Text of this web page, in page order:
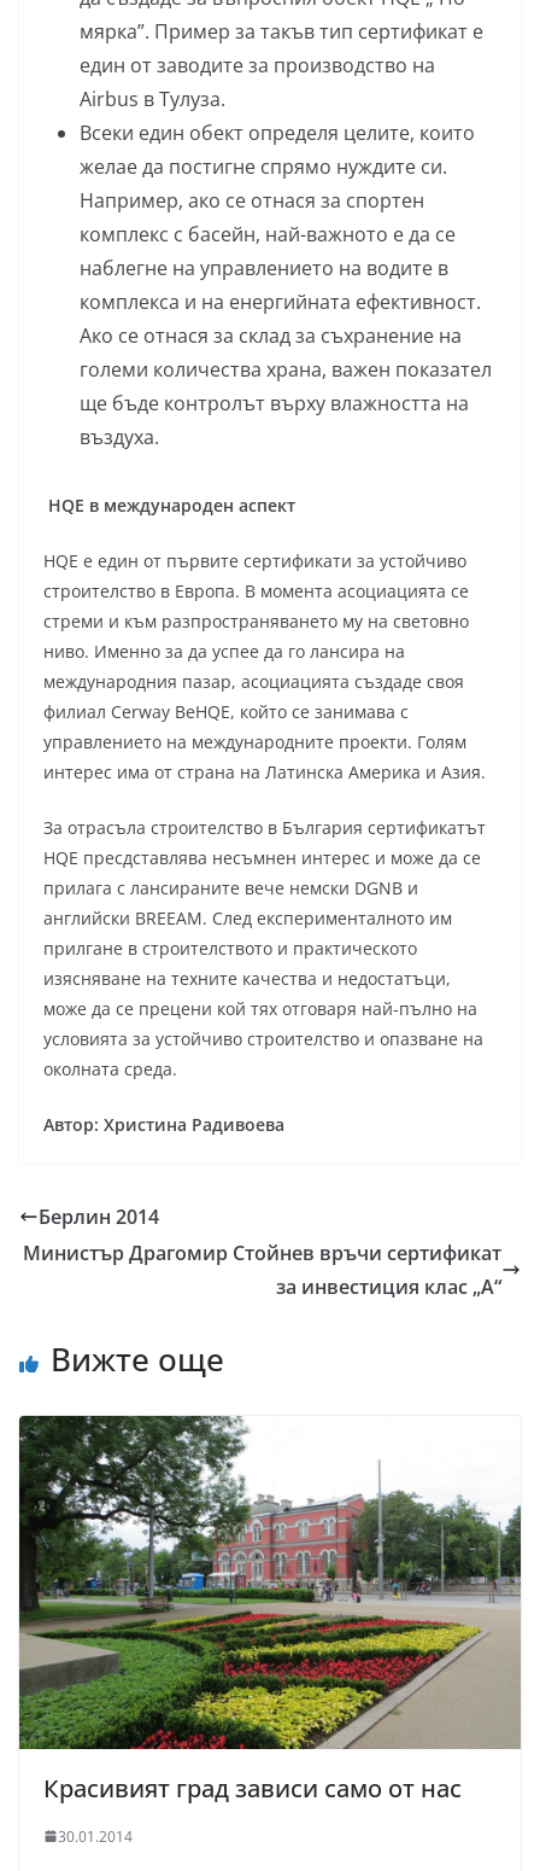
мярка”. Пример за такъв тип сертификат е
един от заводите за производство на
Airbus в Тулуза.
Всеки един обект определя целите, които
желае да постигне спрямо нуждите си.
Например, ако се отнася за спортен
комплекс с басейн, най-важното е да се
наблегне на управлението на водите в
комплекса и на енергийната ефективност.
Ако се отнася за склад за съхранение на
големи количества храна, важен показател
ще бъде контролът върху влажността на
въздуха.
HQE в международен аспект
HQE е един от първите сертификати за устойчиво
строителство в Европа. В момента асоциацията се
стреми и към разпространяването му на световно
ниво. Именно за да успее да го лансира на
международния пазар, асоциацията създаде своя
филиал Cerway BeHQE, който се занимава с
управлението на международните проекти. Голям
интерес има от страна на Латинска Америка и Азия.
За отрасъла строителство в България сертификатът
HQE пресдставлява несъмнен интерес и може да се
прилага с лансираните вече немски DGNB и
английски BREEAM. След експерименталното им
прилгане в строителството и практическото
изясняване на техните качества и недостатъци,
може да се прецени кой тях отговаря най-пълно на
условията за устойчиво строителство и опазване на
околната среда.
Автор: Христина Радивоева
Берлин 2014
Министър Драгомир Стойнев връчи сертификат
за инвестиция клас „А“
Вижте още
Красивият град зависи само от нас
30.01.2014